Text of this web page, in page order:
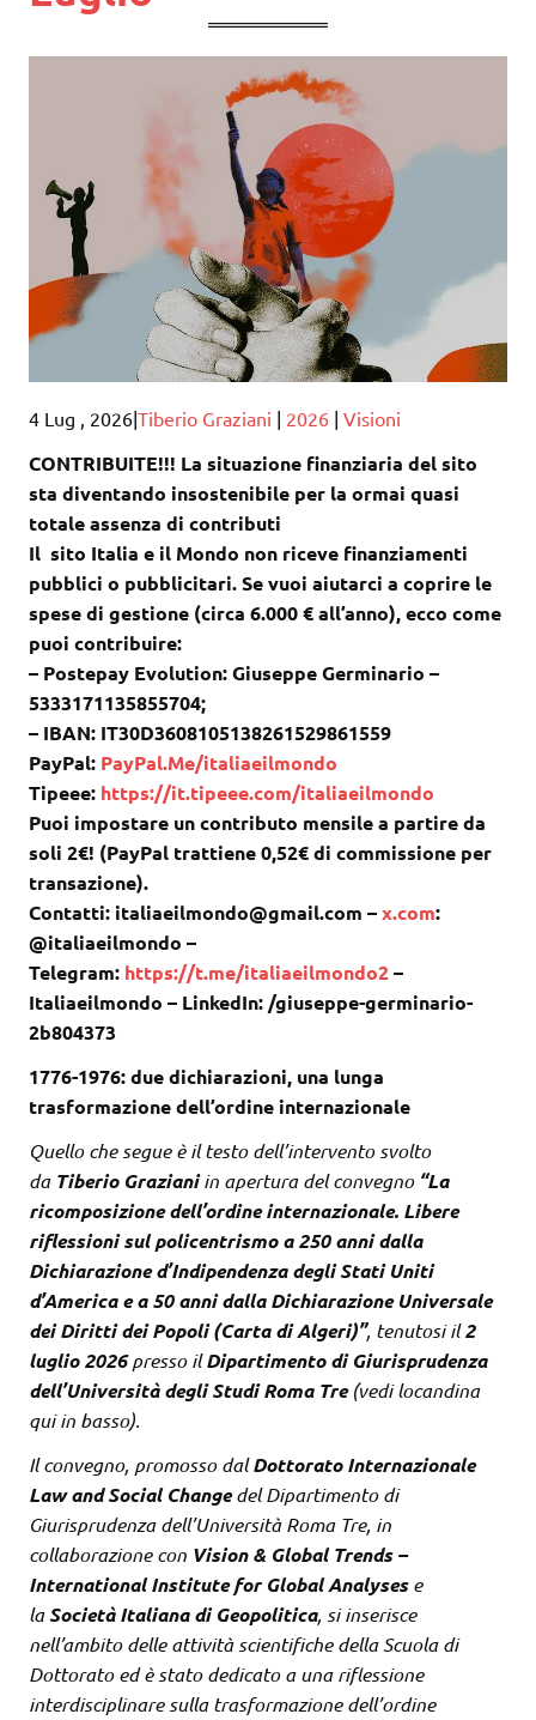
4 Lug , 2026|Tiberio Graziani | 2026 | Visioni
CONTRIBUITE!!! La situazione finanziaria del sito
sta diventando insostenibile per la ormai quasi
totale assenza di contributi
Il sito Italia e il Mondo non riceve finanziamenti
pubblici o pubblicitari. Se vuoi aiutarci a coprire le
spese di gestione (circa 6.000 € all’anno), ecco come
puoi contribuire:
– Postepay Evolution: Giuseppe Germinario –
5333171135855704;
– IBAN: IT30D3608105138261529861559
PayPal: PayPal.Me/italiaeilmondo
Tipeee: https://it.tipeee.com/italiaeilmondo
Puoi impostare un contributo mensile a partire da
soli 2€! (PayPal trattiene 0,52€ di commissione per
transazione).
Contatti: italiaeilmondo@gmail.com –x.com:
@italiaeilmondo –
Telegram: https://t.me/italiaeilmondo2–
Italiaeilmondo – LinkedIn: /giuseppe-germinario-
2b804373
1776-1976: due dichiarazioni, una lunga
trasformazione dell’ordine internazionale
Quello che segue è il testo dell’intervento svolto
da Tiberio Grazianiin apertura del convegno “La
ricomposizione dell’ordine internazionale. Libere
riflessioni sul policentrismo a 250 anni dalla
Dichiarazione d’Indipendenza degli Stati Uniti
d’America e a 50 anni dalla Dichiarazione Universale
dei Diritti dei Popoli (Carta di Algeri)”, tenutosi il2
luglio 2026presso ilDipartimento di Giurisprudenza
dell’Università degli Studi Roma Tre (vedi locandina
qui in basso).
Il convegno, promosso dalDottorato Internazionale
Law and Social Changedel Dipartimento di
Giurisprudenza dell’Università Roma Tre, in
collaborazione con Vision & Global Trends –
International Institute for Global Analysese
laSocietà Italiana di Geopolitica, si inserisce
nell’ambito delle attività scientifiche della Scuola di
Dottorato ed è stato dedicato a una riflessione
interdisciplinare sulla trasformazione dell’ordine